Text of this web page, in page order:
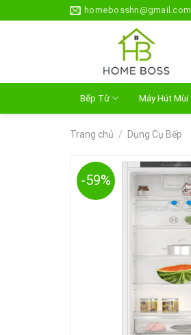
to
homebosshn@gmail.com
Bếp Từ Máy Hút Mùi
Trang chủ / Dụng Cụ Bếp
-59%